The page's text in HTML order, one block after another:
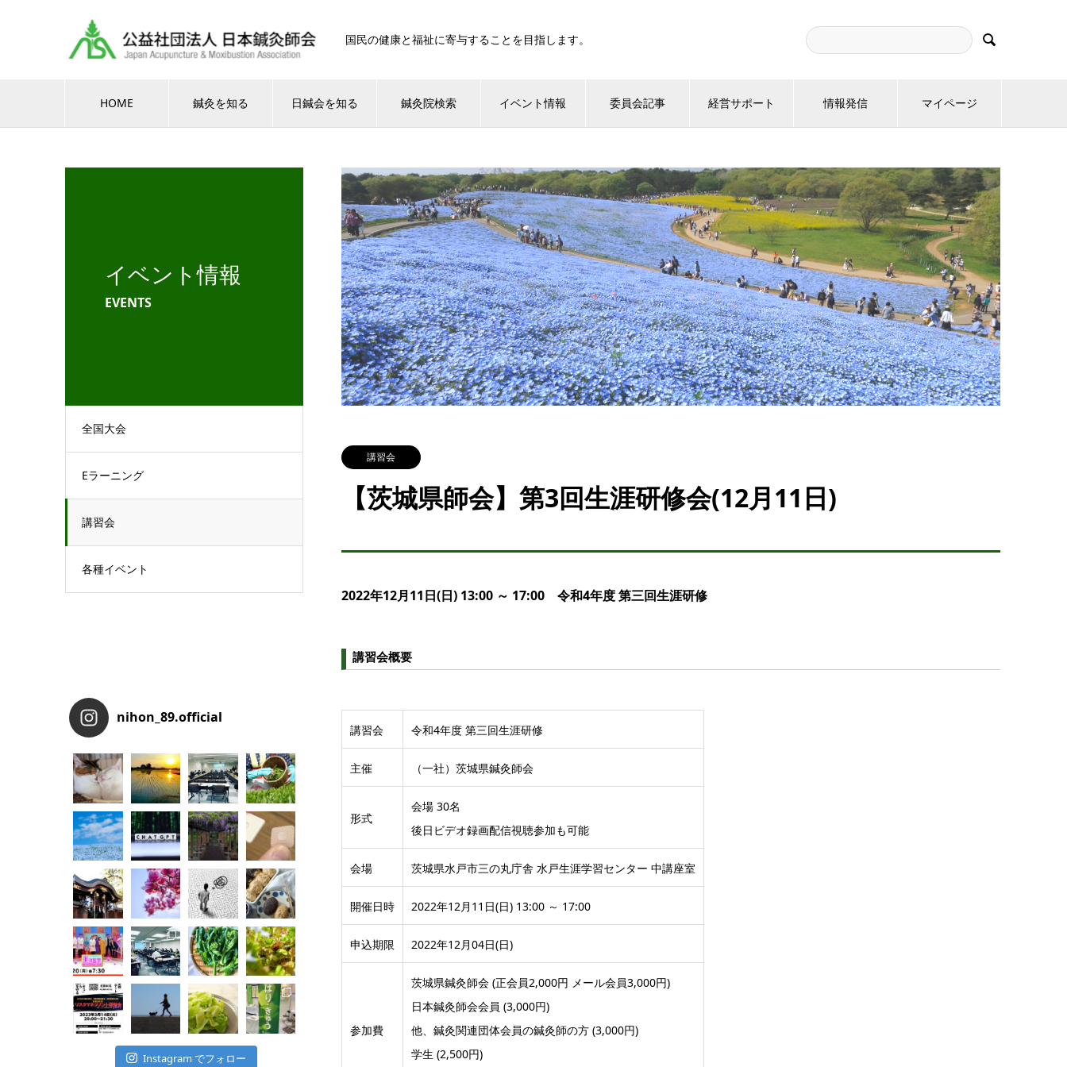
国民の健康と福祉に寄与することを目指します。 
HOME 鍼灸を知る 日鍼会を知る 鍼灸院検索 イベント情報 委員会記事 経営サポート 情報発信 マイページ
イベント情報
EVENTS
全国大会
Eラーニング
講習会
各種イベント
講習会
【茨城県師会】第3回生涯研修会(12月11日)
2022年12月11日(日) 13:00 ～ 17:00 令和4年度 第三回生涯研修
講習会概要
講習会 令和4年度 第三回生涯研修
主催 （一社）茨城県鍼灸師会
形式
会場 30名
後日ビデオ録画配信視聴参加も可能
会場 茨城県水戸市三の丸庁舎 水戸生涯学習センター 中講座室
開催日時 2022年12月11日(日) 13:00 ～ 17:00
申込期限 2022年12月04日(日)
参加費
茨城県鍼灸師会 (正会員2,000円 メール会員3,000円)
日本鍼灸師会会員 (3,000円)
他、鍼灸関連団体会員の鍼灸師の方 (3,000円)
学生 (2,500円)
nihon_89.official
Instagram でフォロー